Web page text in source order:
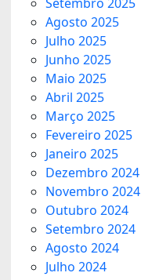
Agosto 2025
Julho 2025
Junho 2025
Maio 2025
Abril 2025
Março 2025
Fevereiro 2025
Janeiro 2025
Dezembro 2024
Novembro 2024
Outubro 2024
Setembro 2024
Agosto 2024
Julho 2024